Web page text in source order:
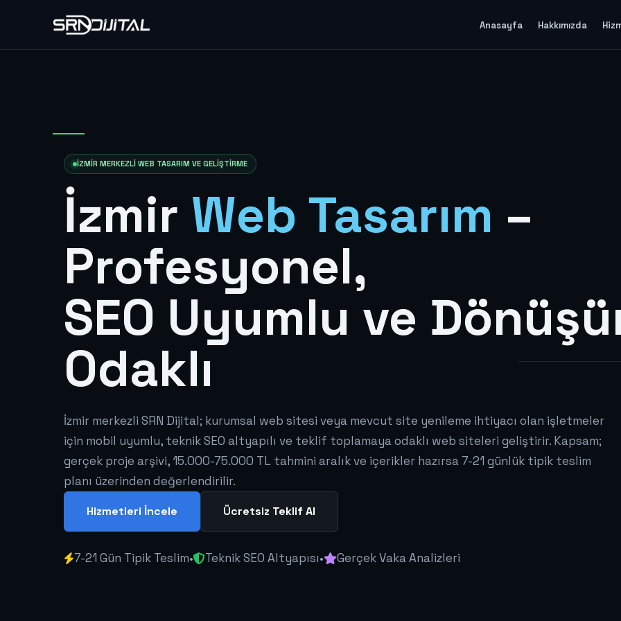
Anasayfa Hakkımızda
İZMIR MERKEZLI WEB TASARIM VE GELIŞTIRME
İzmir Web Tasarım –
Profesyonel,
SEO Uyumlu ve
Odaklı
İzmir merkezli SRN Dijital; kurumsal web sitesi veya mevcut site yenileme ihtiyacı olan işletmeler
için mobil uyumlu, teknik SEO altyapılı ve teklif toplamaya odaklı web siteleri geliştirir. Kapsam;
gerçek proje arşivi, 15.000-75.000 TL tahmini aralık ve içerikler hazırsa 7-21 günlük tipik teslim
planı üzerinden değerlendirilir.
Hizmetleri İncele Ücretsiz Teklif Al
7-21 Gün Tipik Teslim• Teknik SEO Altyapısı• Gerçek Vaka Analizleri